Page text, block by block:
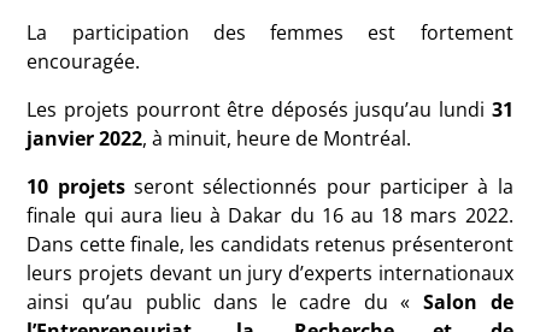
La participation des femmes est fortement
encouragée.
Les projets pourront être déposés jusqu’au lundi 31
janvier 2022, à minuit, heure de Montréal.
10 projets seront sélectionnés pour participer à la
finale qui aura lieu à Dakar du 16 au 18 mars 2022.
Dans cette finale, les candidats retenus présenteront
leurs projets devant un jury d’experts internationaux
ainsi qu’au public dans le cadre du «Salon de